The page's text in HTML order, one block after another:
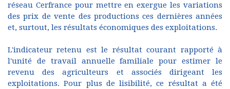
réseau Cerfrance pour mettre en exergue les variations
des prix de vente des productions ces dernières années
et, surtout, les résultats économiques des exploitations.
L'indicateur retenu est le résultat courant rapporté à
l'unité de travail annuelle familiale pour estimer le
revenu des agriculteurs et associés dirigeant les
exploitations. Pour plus de lisibilité, ce résultat a été